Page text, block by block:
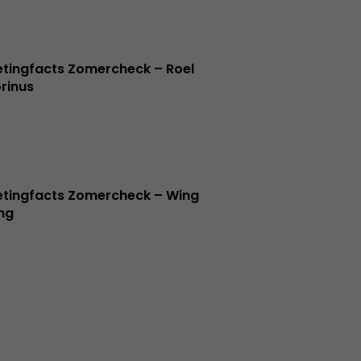
Zomercheck – Roel
Zomercheck – Wing